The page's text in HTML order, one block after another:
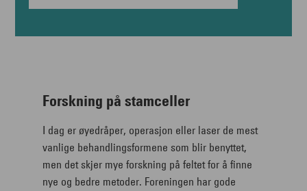
Forskning på stamceller
I dag er øyedråper, operasjon eller laser de mest
vanlige behandlingsformene som blir benyttet,
men det skjer mye forskning på feltet for å finne
nye og bedre metoder. Foreningen har gode